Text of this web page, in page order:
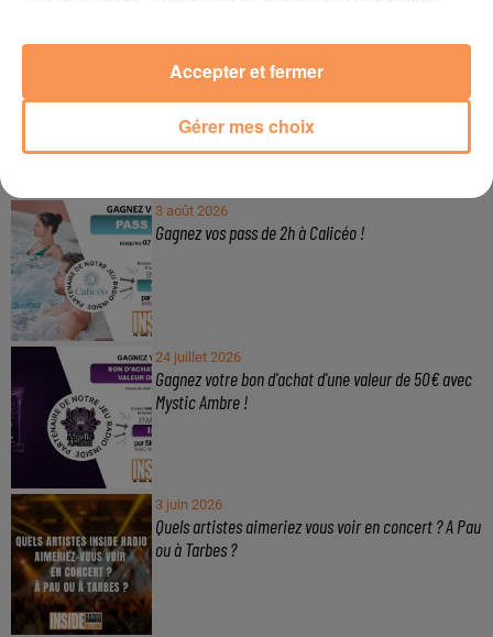
Publié : 29 juin 2026 à 11h17
Gérer mes choix
Accepter et fermer